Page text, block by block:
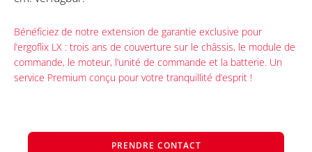
Bénéficiez de notre extension de garantie exclusive pour
l’ergoflix LX : trois ans de couverture sur le châssis, le module de
commande, le moteur, l’unité de commande et la batterie. Un
service Premium conçu pour votre tranquillité d’esprit !
PRENDRE CONTACT